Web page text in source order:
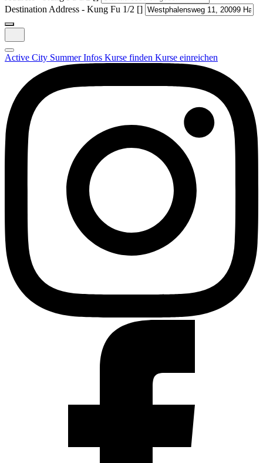
Destination Address - Kung Fu 1/2 []
Active City SummerInfos Kurse finden Kurse einreichen